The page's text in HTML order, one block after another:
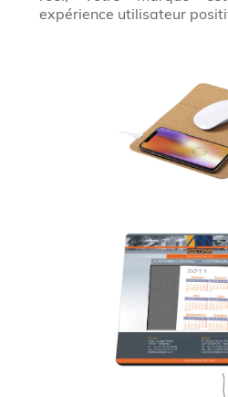
expérience utilisateur